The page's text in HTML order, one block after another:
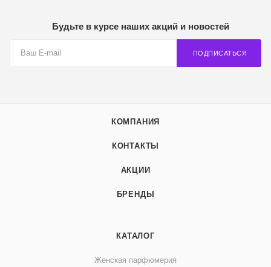
Будьте в курсе наших акций и новостей
ПОДПИСАТЬСЯ
КОМПАНИЯ
КОНТАКТЫ
АКЦИИ
БРЕНДЫ
КАТАЛОГ
Женская парфюмерия